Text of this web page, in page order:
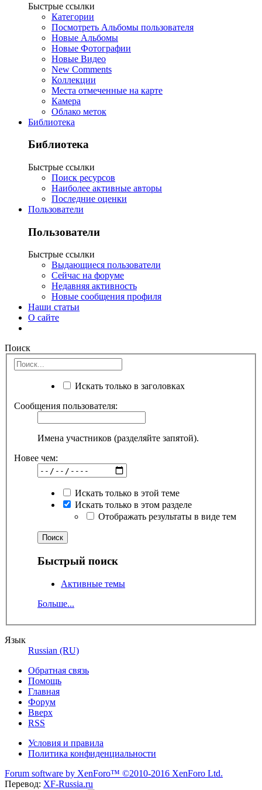
Быстрые ссылки
Категории
Посмотреть Альбомы пользователя
Новые Альбомы
Новые Фотографии
Новые Видео
New Comments
Коллекции
Места отмеченные на карте
Камера
Облако меток
Библиотека
Библиотека
Быстрые ссылки
Поиск ресурсов
Наиболее активные авторы
Последние оценки
Пользователи
Пользователи
Быстрые ссылки
Выдающиеся пользователи
Сейчас на форуме
Недавняя активность
Новые сообщения профиля
Наши статьи
О сайте
Поиск
Искать только в заголовках
Сообщения пользователя:
Имена участников (разделяйте запятой).
Новее чем:
Искать только в этой теме
Искать только в этом разделе
Отображать результаты в виде тем
Быстрый поиск
Активные темы
Больше...
Язык
Russian (RU)
Обратная связь
Помощь
Главная
Форум
Вверх
RSS
Условия и правила
Политика конфиденциальности
Forum software by XenForo™ ©2010-2016 XenForo Ltd.
Перевод: XF-Russia.ru